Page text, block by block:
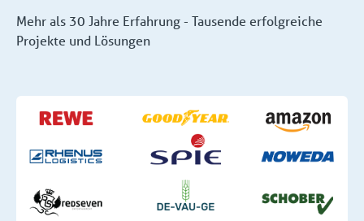
Mehr als 30 Jahre Erfahrung - Tausende erfolgreiche
Projekte und Lösungen